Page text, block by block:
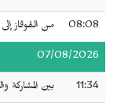
08:08 من القوقاز
07/08/2026
11:34 بين المشاركة